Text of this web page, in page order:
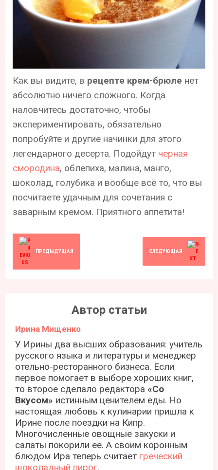
Как вы видите, в рецепте крем-брюле нет
абсолютно ничего сложного. Когда
наловчитесь достаточно, чтобы
экспериментировать, обязательно
попробуйте и другие начинки для этого
легендарного десерта. Подойдут черная
смородина, облепиха, малина, манго,
шоколад, голубика и вообще всё то, что вы
посчитаете удачным для сочетания с
заварным кремом. Приятного аппетита!
ПРЕДЫДУЩАЯ СЛЕДУЮЩАЯ
Автор статьи
Ирина Мищенко
У Ирины два высших образования: учитель
русского языка и литературы и менеджер
отельно-ресторанного бизнеса. Если
первое помогает в выборе хороших книг,
то второе сделало редактора«Со
Вкусом» истинным ценителем еды. Но
настоящая любовь к кулинарии пришла к
Ирине после поездки на Кипр.
Многочисленные овощные закуски и
салаты покорили ее. А своим коронным
блюдом Ира теперь считает греческий
шоколадный пирог.